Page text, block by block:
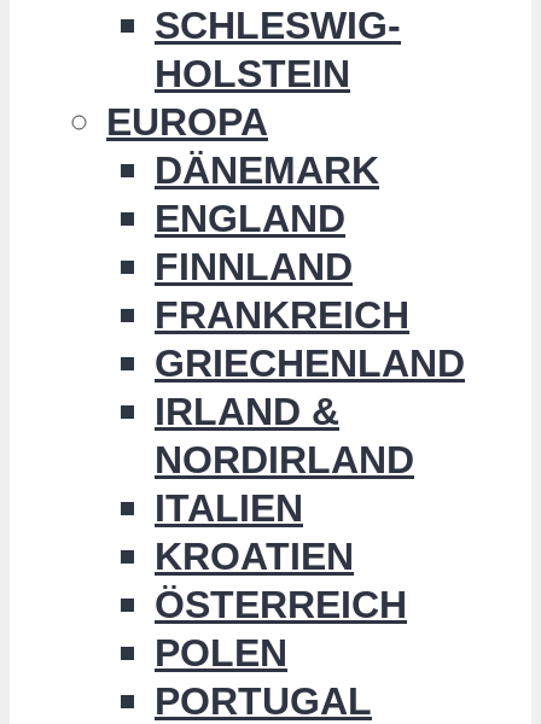
SCHLESWIG-
HOLSTEIN
EUROPA
DÄNEMARK
ENGLAND
FINNLAND
FRANKREICH
GRIECHENLAND
IRLAND &
NORDIRLAND
ITALIEN
KROATIEN
ÖSTERREICH
POLEN
PORTUGAL